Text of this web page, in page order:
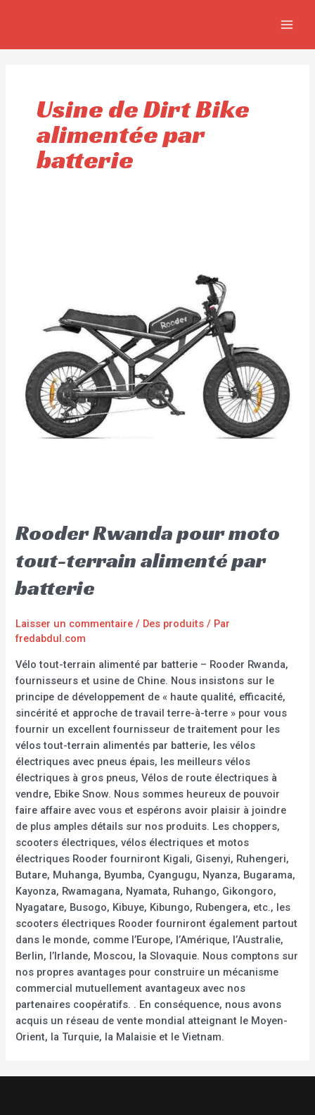
Usine de Dirt Bike
alimentée par
batterie
Rooder Rwanda pour moto
tout-terrain alimenté par
batterie
Laisser un commentaire / Des produits / Par
fredabdul.com
Vélo tout-terrain alimenté par batterie – Rooder Rwanda,
fournisseurs et usine de Chine. Nous insistons sur le
principe de développement de « haute qualité, efficacité,
sincérité et approche de travail terre-à-terre » pour vous
fournir un excellent fournisseur de traitement pour les
vélos tout-terrain alimentés par batterie, les vélos
électriques avec pneus épais, les meilleurs vélos
électriques à gros pneus, Vélos de route électriques à
vendre, Ebike Snow. Nous sommes heureux de pouvoir
faire affaire avec vous et espérons avoir plaisir à joindre
de plus amples détails sur nos produits. Les choppers,
scooters électriques, vélos électriques et motos
électriques Rooder fourniront Kigali, Gisenyi, Ruhengeri,
Butare, Muhanga, Byumba, Cyangugu, Nyanza, Bugarama,
Kayonza, Rwamagana, Nyamata, Ruhango, Gikongoro,
Nyagatare, Busogo, Kibuye, Kibungo, Rubengera, etc., les
scooters électriques Rooder fourniront également partout
dans le monde, comme l’Europe, l’Amérique, l’Australie,
Berlin, l’Irlande, Moscou, la Slovaquie. Nous comptons sur
nos propres avantages pour construire un mécanisme
commercial mutuellement avantageux avec nos
partenaires coopératifs. . En conséquence, nous avons
acquis un réseau de vente mondial atteignant le Moyen-
Orient, la Turquie, la Malaisie et le Vietnam.